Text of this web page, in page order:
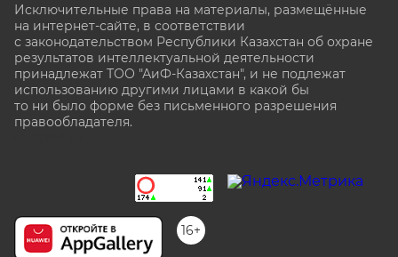
Исключительные права на материалы, размещённые
на интернет-сайте, в соответствии
с законодательством Республики Казахстан об охране
результатов интеллектуальной деятельности
принадлежат ТОО "АиФ-Казахстан", и не подлежат
использованию другими лицами в какой бы
то ни было форме без письменного разрешения
правообладателя.
16+